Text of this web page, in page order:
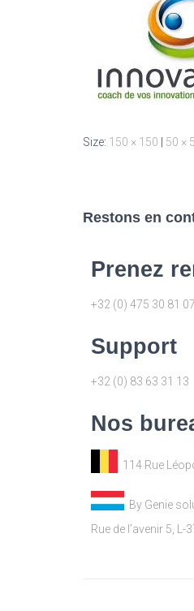
Size: 150 × 150 50 ×
Restons en
Prenez
+32 (0) 475 30 81 07
Support
+32 (0) 83 63 31 13
Nos
114 Rue
By Genie
Rue de l’avenir 5, L-